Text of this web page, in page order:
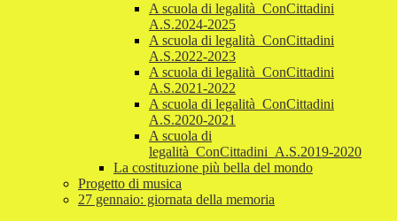
A scuola di legalità_ConCittadini
A.S.2024-2025
A scuola di legalità_ConCittadini
A.S.2022-2023
A scuola di legalità_ConCittadini
A.S.2021-2022
A scuola di legalità_ConCittadini
A.S.2020-2021
A scuola di
legalità_ConCittadini_A.S.2019-2020
La costituzione più bella del mondo
Progetto di musica
27 gennaio: giornata della memoria